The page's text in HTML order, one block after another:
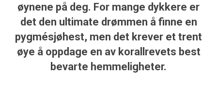
øynene på deg. For mange dykkere er
det den ultimate drømmen å finne en
pygmé­sjøhest, men det krever et trent
øye å oppdage en av korallrevets best
bevarte hemmeligheter.